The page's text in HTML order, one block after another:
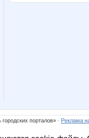
порталов» · Реклама